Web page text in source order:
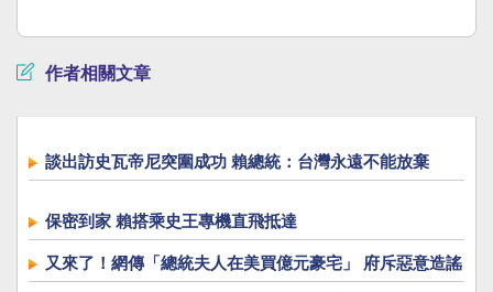
作者相關文章
談出訪史瓦帝尼突圍成功 賴總統：台灣永遠不能放棄
保密到家 賴搭乘史王專機直飛抵達
又來了！網傳「總統夫人在美買億元豪宅」 府斥惡意造謠